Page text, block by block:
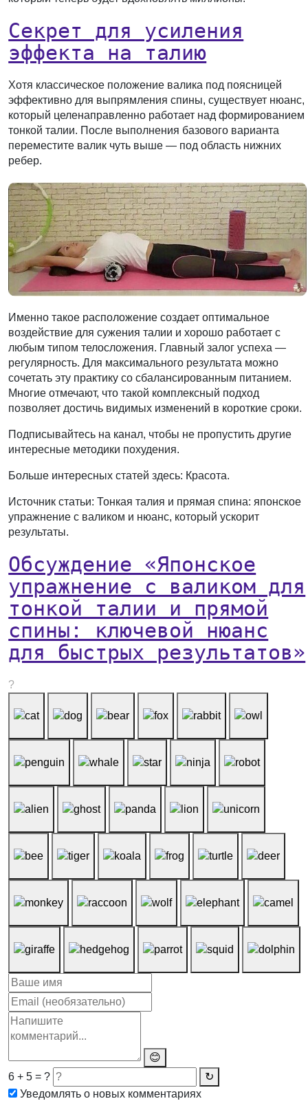
Секрет для усиления
эффекта на талию
Хотя классическое положение валика под поясницей
эффективно для выпрямления спины, существует нюанс,
который целенаправленно работает над формированием
тонкой талии. После выполнения базового варианта
переместите валик чуть выше — под область нижних
ребер.
Именно такое расположение создает оптимальное
воздействие для сужения талии и хорошо работает с
любым типом телосложения. Главный залог успеха —
регулярность. Для максимального результата можно
сочетать эту практику со сбалансированным питанием.
Многие отмечают, что такой комплексный подход
позволяет достичь видимых изменений в короткие сроки.
Подписывайтесь на канал, чтобы не пропустить другие
интересные методики похудения.
Больше интересных статей здесь: Красота.
Источник статьи: Тонкая талия и прямая спина: японское
упражнение с валиком и нюанс, который ускорит
результаты.
Обсуждение «Японское
упражнение с валиком для
тонкой талии и прямой
спины: ключевой нюанс
для быстрых результатов»
?
😊
6 + 5 = ?
↻
Уведомлять о новых комментариях